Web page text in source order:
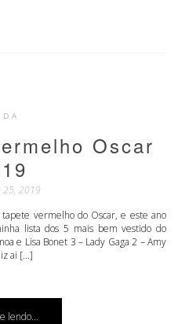
Oscar
25, 2019
tapete vermelho do Oscar, e este ano
lista dos 5 mais bem vestido do
e Lisa Bonet 3 – Lady Gaga 2 – Amy
ai […]
lendo...